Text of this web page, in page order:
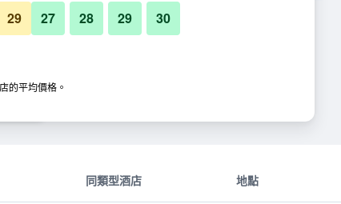
芭堤雅 B2 號海景精品經濟型酒店 - 薩塔希普的照片
同類型酒店 地點
29 27 28 29 30
的平均價格。